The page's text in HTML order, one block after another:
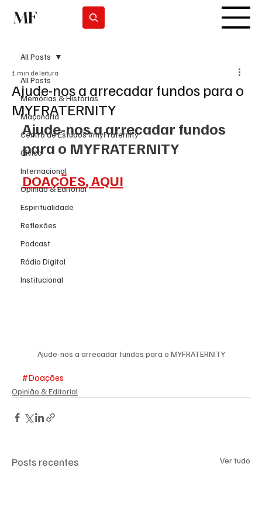
MF
All Posts
Memórias & Histórias
Maçonaria
Centro de Estudos #myFraternity
Cívico
Internacional
Opinião & Editorial
Espiritualidade
Reflexões
Podcast
Rádio Digital
Institucional
All Posts
Ajude-nos a arrecadar fundos para o
MYFRATERNITY
1 min de leitura
Ajude-nos a arrecadar fundos
para o MYFRATERNITY
DOAÇÕES, AQUI
Ajude-nos a arrecadar fundos para o MYFRATERNITY
#Doações
Opinião & Editorial
Posts recentes Ver tudo